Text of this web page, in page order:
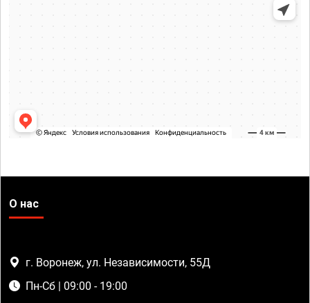
О нас
г. Воронеж, ул. Независимости, 55Д
Пн-Сб | 09:00 - 19:00